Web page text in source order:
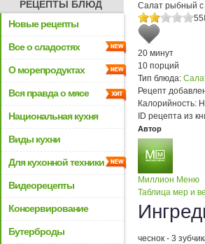
РЕЦЕПТЫ БЛЮД
Новые рецепты
Все о сладостях
О морепродуктах
Вся правда о мясе
Национальная кухня
Виды кухни
Для кухонной техники
Видеорецепты
Консервирование
Бутерброды
Салат рыбный
20 минут
10 порций
Тип блюда:
Рецепт
Калорийность:
ID рецепта из
Автор
Миллион Меню
Таблица мер и
чеснок - 3